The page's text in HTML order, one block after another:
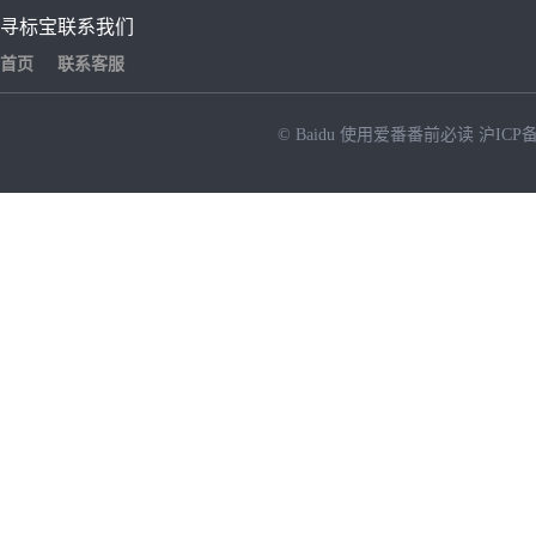
寻标宝
首页
联系我们
联系客服
© Baidu 使用爱番番前必读 沪ICP